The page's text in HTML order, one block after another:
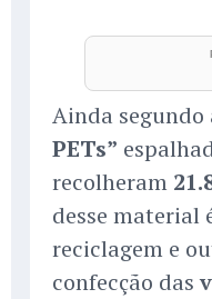
Ainda segundo
PETs”
recolheram
desse material
reciclagem e
confecção das